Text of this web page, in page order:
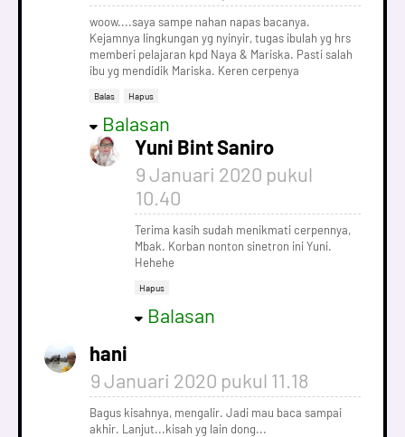
woow....saya sampe nahan napas bacanya.
Kejamnya lingkungan yg nyinyir, tugas ibulah yg hrs
memberi pelajaran kpd Naya & Mariska. Pasti salah
ibu yg mendidik Mariska. Keren cerpenya
Balas Hapus
Balasan
Yuni Bint Saniro
9 Januari 2020 pukul
10.40
Terima kasih sudah menikmati cerpennya,
Mbak. Korban nonton sinetron ini Yuni.
Hehehe
Hapus
Balasan
hani
9 Januari 2020 pukul 11.18
Bagus kisahnya, mengalir. Jadi mau baca sampai
akhir. Lanjut...kisah yg lain dong...